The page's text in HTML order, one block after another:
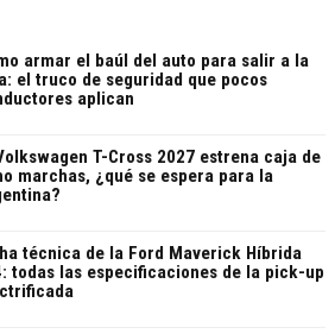
armar el baúl del auto para salir a la
el truco de seguridad que pocos
aplican
T-Cross 2027 estrena caja de
marchas, ¿qué se espera para la
técnica de la Ford Maverick Híbrida
todas las especificaciones de la pick-up